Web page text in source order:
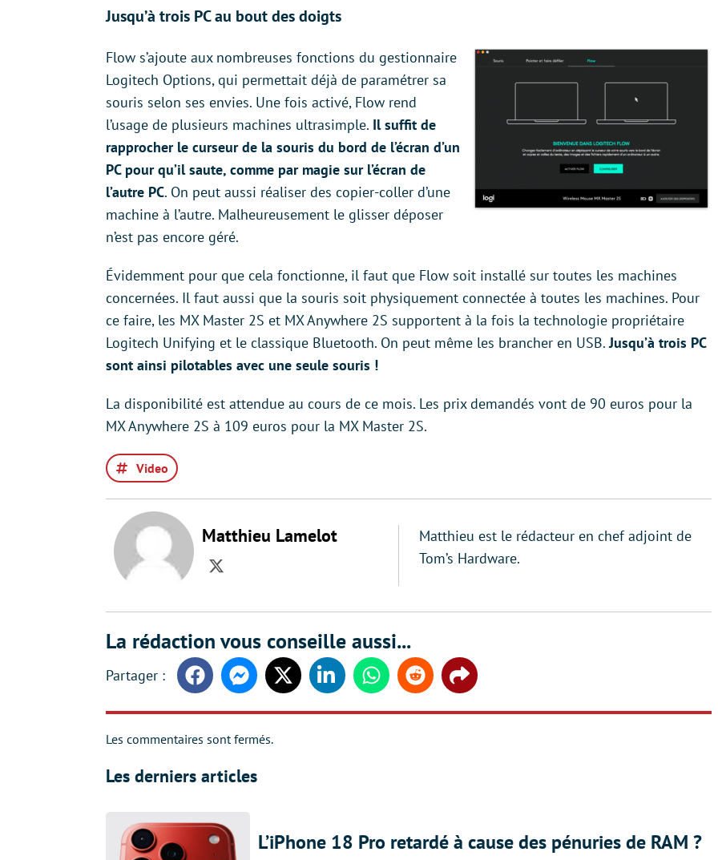
Jusqu’à trois PC au bout des doigts
Flow s’ajoute aux nombreuses fonctions du gestionnaire
Logitech Options, qui permettait déjà de paramétrer sa
souris selon ses envies. Une fois activé, Flow rend
l’usage de plusieurs machines ultrasimple. Il suffit de
rapprocher le curseur de la souris du bord de l’écran d’un
PC pour qu’il saute, comme par magie sur l’écran de
l’autre PC. On peut aussi réaliser des copier-coller d’une
machine à l’autre. Malheureusement le glisser déposer
n’est pas encore géré.
Évidemment pour que cela fonctionne, il faut que Flow soit installé sur toutes les machines
concernées. Il faut aussi que la souris soit physiquement connectée à toutes les machines. Pour
ce faire, les MX Master 2S et MX Anywhere 2S supportent à la fois la technologie propriétaire
Logitech Unifying et le classique Bluetooth. On peut même les brancher en USB.Jusqu’à trois PC
sont ainsi pilotables avec une seule souris !
La disponibilité est attendue au cours de ce mois. Les prix demandés vont de 90 euros pour la
MX Anywhere 2S à 109 euros pour la MX Master 2S.
Video
Matthieu Lamelot
Twitter
Matthieu est le rédacteur en chef adjoint de
Tom’s Hardware.
La rédaction vous conseille aussi...
FacebookMessengerTwitter LinkedinWhatsappReddit Share
Les commentaires sont fermés.
Les derniers articles
L’iPhone 18 Pro retardé à cause des pénuries de RAM ?